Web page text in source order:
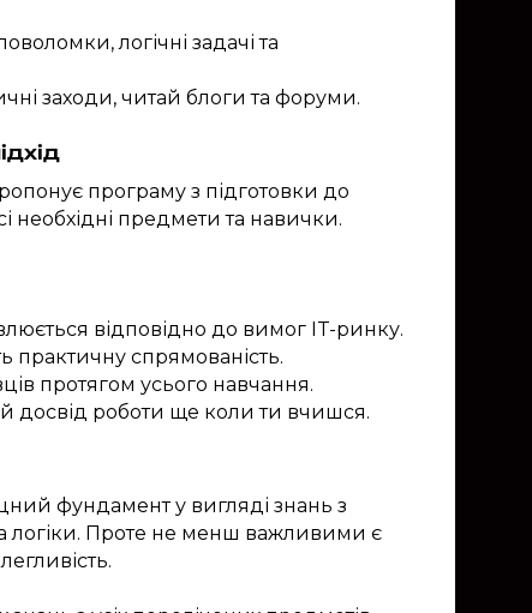
логічні задачі та
заходи, читай блоги та форуми.
програму з підготовки до
необхідні предмети та навички.
відповідно до вимог IT-ринку.
практичну спрямованість.
протягом усього навчання.
досвід роботи ще коли ти вчишся.
фундамент у вигляді знань з
логіки. Проте не менш важливими є